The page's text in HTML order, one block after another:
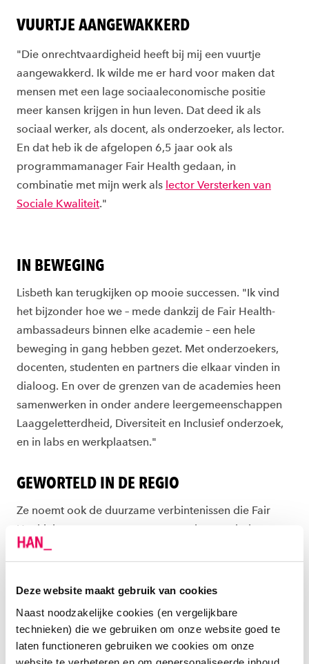
Deze website maakt gebruik van cookies
Naast noodzakelijke cookies (en vergelijkbare
technieken) die we gebruiken om onze website goed te
laten functioneren gebruiken we cookies om onze
VUURTJE AANGEWAKKERD
"Die onrechtvaardigheid heeft bij mij een vuurtje
aangewakkerd. Ik wilde me er hard voor maken dat
mensen met een lage sociaaleconomische positie
meer kansen krijgen in hun leven. Dat deed ik als
sociaal werker, als docent, als onderzoeker, als lector.
En dat heb ik de afgelopen 6,5 jaar ook als
programmamanager Fair Health gedaan, in
combinatie met mijn werk als lector Versterken van
Sociale Kwaliteit."
IN BEWEGING
Lisbeth kan terugkijken op mooie successen. "Ik vind
het bijzonder hoe we – mede dankzij de Fair Health-
ambassadeurs binnen elke academie – een hele
beweging in gang hebben gezet. Met onderzoekers,
docenten, studenten en partners die elkaar vinden in
dialoog. En over de grenzen van de academies heen
samenwerken in onder andere leergemeenschappen
Laaggeletterdheid, Diversiteit en Inclusief onderzoek,
en in labs en werkplaatsen."
GEWORTELD IN DE REGIO
Ze noemt ook de duurzame verbintenissen die Fair
Health is aangegaan met een aantal strategische
netwerken in de regio. Denk aan
Oost
. Of de
Wij zijn groen, gezond en in beweging
hebben we onze 4 thema's (zie
www.han.nl/sociaal
aangescherpt, passend bij wat er speelt in de regio.
Bovendien krijgen we zo doorlopend input over de